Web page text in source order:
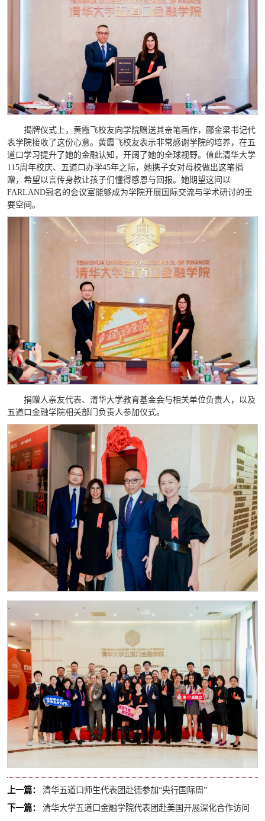
揭牌仪式上，黄霞飞校友向学院赠送其亲笔画作，郦金梁书记代
表学院接收了这份心意。黄霞飞校友表示非常感谢学院的培养，在五
道口学习提升了她的金融认知，开阔了她的全球视野。值此清华大学
115周年校庆、五道口办学45年之际，她携子女对母校做出这笔捐
赠，希望以言传身教让孩子们懂得感恩与回报。她期望这间以
FARLAND冠名的会议室能够成为学院开展国际交流与学术研讨的重
要空间。
捐赠人亲友代表、清华大学教育基金会与相关单位负责人，以及
五道口金融学院相关部门负责人参加仪式。
上一篇：
清华五道口师生代表团赴德参加“央行国际周”
下一篇：
清华大学五道口金融学院代表团赴美国开展深化合作访问